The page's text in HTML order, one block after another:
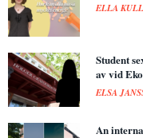
ELLA
Student
av vid
ELSA
An